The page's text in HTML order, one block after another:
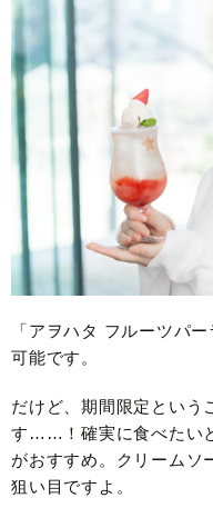
「アヲハタ フルーツパ
可能です。
だけど、期間限定という
す……！確実に食べたい
がおすすめ。クリームソ
狙い目ですよ。